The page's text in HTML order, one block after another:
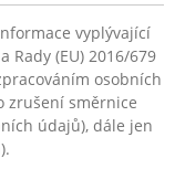
vyplývající
(EU) 2016/679
osobních
zrušení směrnice
údajů), dále jen